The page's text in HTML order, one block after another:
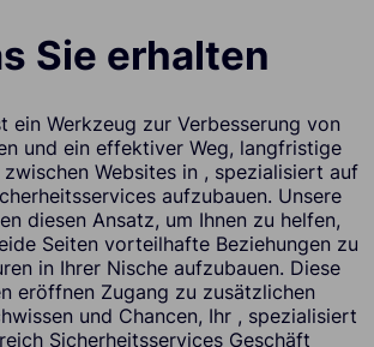
Sie erhalten
ein Werkzeug zur Verbesserung von
und ein effektiver Weg, langfristige
Websites in , spezialisiert auf
aufzubauen. Unsere
diesen Ansatz, um Ihnen zu helfen,
Seiten vorteilhafte Beziehungen zu
in Ihrer Nische aufzubauen. Diese
eröffnen Zugang zu zusätzlichen
und Chancen, Ihr , spezialisiert
Sicherheitsservices Geschäft